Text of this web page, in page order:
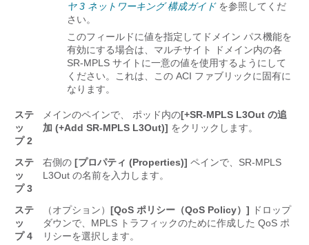
ヤ 3 ネットワーキング 構成ガイドを参照してくだ
さい。
このフィールドに値を指定してドメイン パス機能を
有効にする場合は、マルチサイト ドメイン内の各
SR-MPLS サイトに一意の値を使用するようにして
ください。これは、この ACI ファブリックに固有に
なります。
ステ
ッ
プ 2
メインのペインで、 ポッド内の[+SR-MPLS L3Out の追
加 (+Add SR-MPLS L3Out)] をクリックします。
ステ
ッ
プ 3
右側の [プロパティ (Properties)] ペインで、SR-MPLS
L3Out の名前を入力します。
ステ
ッ
プ 4
（オプション） [QoS ポリシー（QoS Policy）] ドロップ
ダウンで、MPLS トラフィックのために作成した QoS ポ
リシーを選択します。